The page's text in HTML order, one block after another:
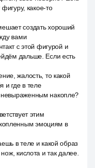
фигуру, какое-то
создать хороший
вами
с этой фигурой и
дальше. Если есть
жалость, то какой
и где в теле
невыраженным накопле?
этим
эмоциям в
в теле и какой образ
кислота и так далее.